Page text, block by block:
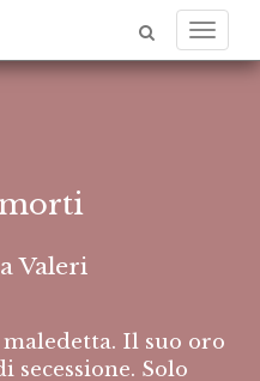
Menu
Valeri
Il suo oro
secessione. Solo